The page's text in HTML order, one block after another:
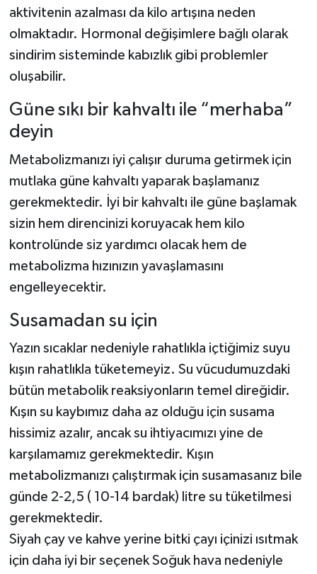
aktivitenin azalması da kilo artışına neden
olmaktadır. Hormonal değişimlere bağlı olarak
sindirim sisteminde kabızlık gibi problemler
oluşabilir.
Güne sıkı bir kahvaltı ile “merhaba”
deyin
Metabolizmanızı iyi çalışır duruma getirmek için
mutlaka güne kahvaltı yaparak başlamanız
gerekmektedir. İyi bir kahvaltı ile güne başlamak
sizin hem direncinizi koruyacak hem kilo
kontrolünde siz yardımcı olacak hem de
metabolizma hızınızın yavaşlamasını
engelleyecektir.
Susamadan su için
Yazın sıcaklar nedeniyle rahatlıkla içtiğimiz suyu
kışın rahatlıkla tüketemeyiz. Su vücudumuzdaki
bütün metabolik reaksiyonların temel direğidir.
Kışın su kaybımız daha az olduğu için susama
hissimiz azalır, ancak su ihtiyacımızı yine de
karşılamamız gerekmektedir. Kışın
metabolizmanızı çalıştırmak için susamasanız bile
günde 2-2,5 ( 10-14 bardak) litre su tüketilmesi
gerekmektedir.
Siyah çay ve kahve yerine bitki çayı içinizi ısıtmak
için daha iyi bir seçenek Soğuk hava nedeniyle